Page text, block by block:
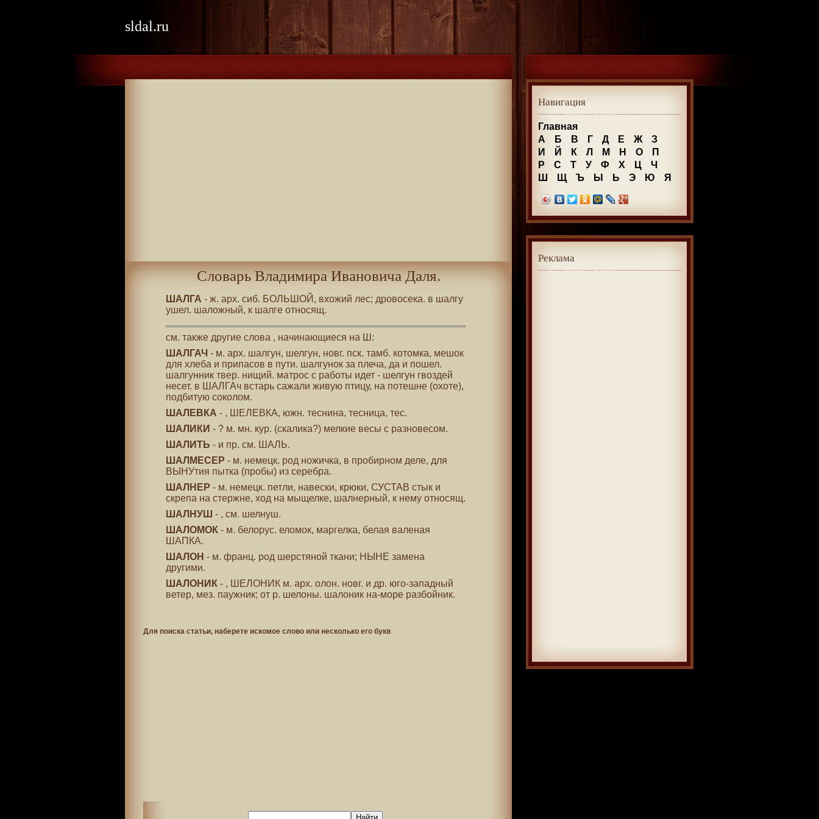
sldal.ru
Словарь Владимира Ивановича Даля.
ШАЛГА - ж. арх. сиб. БОЛЬШОЙ, вхожий лес; дровосека. в шалгу
ушел. шаложный, к шалге относящ.
см. также другие слова , начинающиеся на Ш:
ШАЛГАЧ - м. арх. шалгун, шелгун, новг. пск. тамб. котомка, мешок
для хлеба и припасов в пути. шалгунок за плеча, да и пошел.
шалгунник твер. нищий. матрос с работы идет - шелгун гвоздей
несет. в ШАЛГАч встарь сажали живую птицу, на потешне (охоте),
подбитую соколом.
ШАЛЕВКА - , ШЕЛЕВКА, южн. теснина, тесница, тес.
ШАЛИКИ - ? м. мн. кур. (скалика?) мелкие весы с разновесом.
ШАЛИТЬ - и пр. см. ШАЛЬ.
ШАЛМЕСЕР - м. немецк. род ножичка, в пробирном деле, для
ВЫНУтия пытка (пробы) из серебра.
ШАЛНЕР - м. немецк. петли, навески, крюки, СУСТАВ стык и
скрепа на стержне, ход на мыщелке, шалнерный, к нему относящ.
ШАЛНУШ - , см. шелнуш.
ШАЛОМОК - м. белорус. еломок, маргелка, белая валеная
ШАПКА.
ШАЛОН - м. франц. род шерстяной ткани; НЫНЕ замена
другими.
ШАЛОНИК - , ШЕЛОНИК м. арх. олон. новг. и др. юго-западный
ветер, мез. паужник; от р. шелоны. шалоник на-море разбойник.
Для поиска статьи, наберете искомое слово или несколько его букв
Навигация
Главная
А
Б В Г Д Е Ж
З
И
Й К Л М Н О
П
Р
С Т У Ф Х Ц
Ч
Ш
Щ Ъ Ы Ь Э Ю Я
Реклама